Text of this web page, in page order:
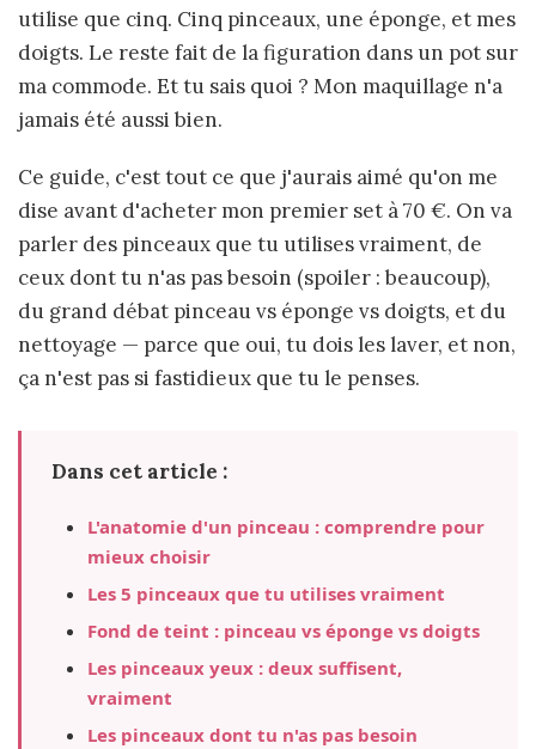
utilise que cinq. Cinq pinceaux, une éponge, et mes
doigts. Le reste fait de la figuration dans un pot sur
ma commode. Et tu sais quoi ? Mon maquillage n'a
jamais été aussi bien.
Ce guide, c'est tout ce que j'aurais aimé qu'on me
dise avant d'acheter mon premier set à 70 €. On va
parler des pinceaux que tu utilises vraiment, de
ceux dont tu n'as pas besoin (spoiler : beaucoup),
du grand débat pinceau vs éponge vs doigts, et du
nettoyage — parce que oui, tu dois les laver, et non,
ça n'est pas si fastidieux que tu le penses.
Dans cet article :
L'anatomie d'un pinceau : comprendre pour
mieux choisir
Les 5 pinceaux que tu utilises vraiment
Fond de teint : pinceau vs éponge vs doigts
Les pinceaux yeux : deux suffisent,
vraiment
Les pinceaux dont tu n'as pas besoin